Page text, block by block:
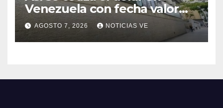
Venezuela con fecha valor
lunes 10 de agosto de 2026
AGOSTO 7, 2026 NOTICIAS VE